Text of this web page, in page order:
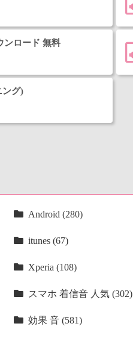
ンロード 無料
ング)
Android (280)
itunes (67)
Xperia (108)
スマホ 着信音 人気 (302)
効果 音 (581)